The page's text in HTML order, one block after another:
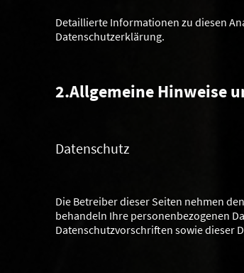
Detaillierte Informationen zu diesen
Datenschutzerklärung.
2.Allgemeine Hinweise
Datenschutz
Die Betreiber dieser Seiten nehmen
behandeln Ihre personenbezogenen
Datenschutzvorschriften sowie dieser